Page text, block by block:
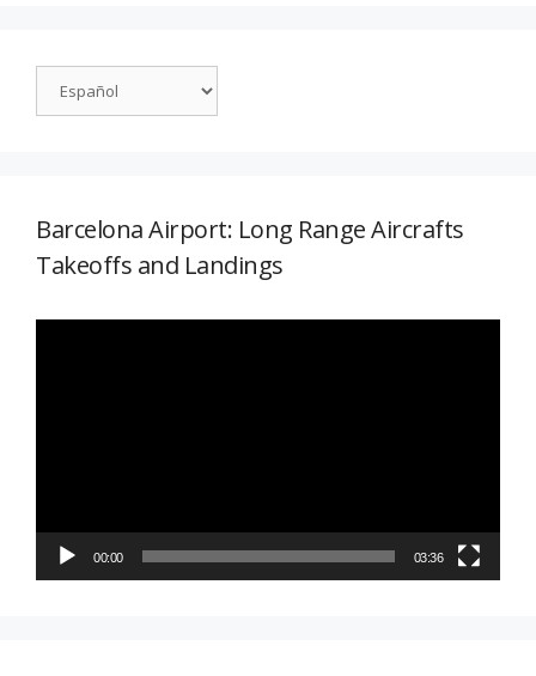
Barcelona Airport: Long Range Aircrafts
Takeoffs and Landings
00:00 03:36